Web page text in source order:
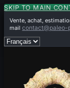
SKIP TO MAIN
Vente, achat,
mailcontact@paleo-